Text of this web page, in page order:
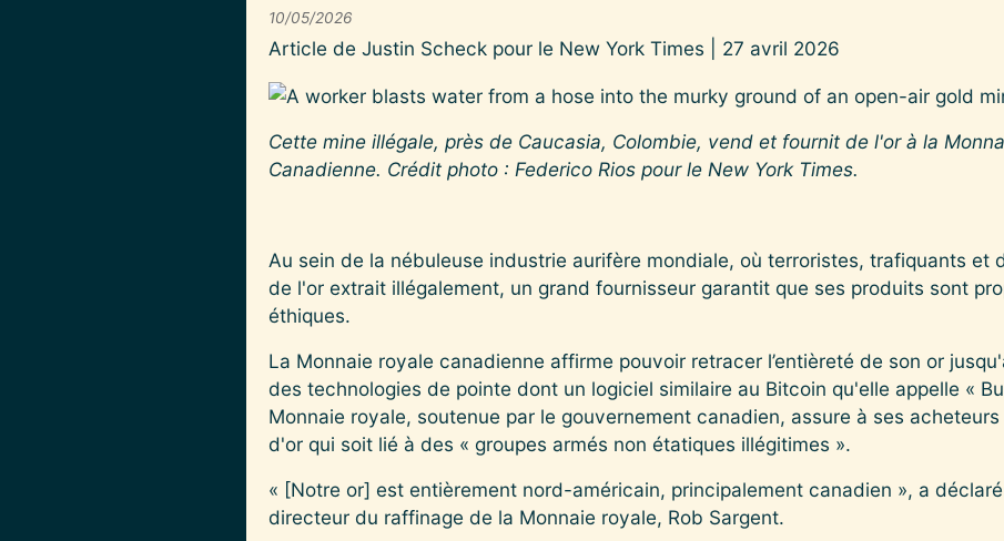
10/05/2026
Article de Justin Scheck pour le New York Times | 27 avril 2026
Cette mine illégale, près de Caucasia, Colombie, vend et fournit de l'or à la
Canadienne. Crédit photo : Federico Rios pour le New York Times.
Au sein de la nébuleuse industrie aurifère mondiale, où terroristes, trafiquants et
de l'or extrait illégalement, un grand fournisseur garantit que ses produits sont
éthiques.
La Monnaie royale canadienne affirme pouvoir retracer l’entièreté de son or
des technologies de pointe dont un logiciel similaire au Bitcoin qu'elle appelle «
Monnaie royale, soutenue par le gouvernement canadien, assure à ses
d'or qui soit lié à des « groupes armés non étatiques illégitimes ».
« [Notre or] est entièrement nord-américain, principalement canadien », a
directeur du raffinage de la Monnaie royale, Rob Sargent.